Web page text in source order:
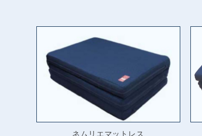
ネムリエマットレス